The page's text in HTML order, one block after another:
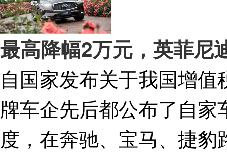
最高降幅2万元，英菲尼
自国家发布关于我国增
牌车企先后都公布了自
度，在奔驰、宝马、捷